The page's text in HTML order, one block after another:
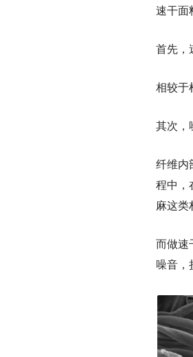
速干面
首先，
相较于
其次，
纤维内
程中，
麻这类
而做速
噪音，